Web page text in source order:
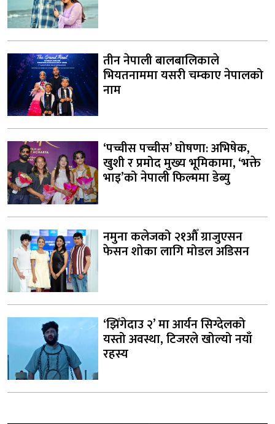
तीन नेपाली बालबालिकाले
भियतनाममा यसरी चम्काए नेपालको
नाम
‘पच्चीस पच्चीस’ घोषणा: अभिषेक,
खुशी र प्रमोद मुख्य भूमिकामा, ‘भक्ते
भाइ’को नेपाली फिल्ममा डेब्यु
नमुना कलेजको २१औँ ग्राजुएसन
फेसन शोका लागि मोडल अडिसन
‘झिँगेदाउ २’ मा आर्यन सिग्देलको
यस्तो अवस्था, टिजरले खोल्यो नयाँ
रहस्य